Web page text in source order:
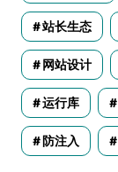
站长生态
网站设计
运行库
防注入